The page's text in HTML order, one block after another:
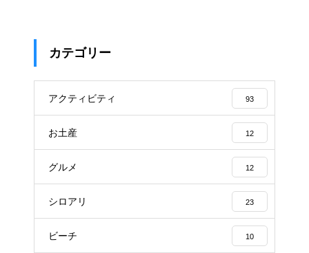
カテゴリー
アクティビティ 93
お土産 12
グルメ 12
シロアリ 23
ビーチ 10